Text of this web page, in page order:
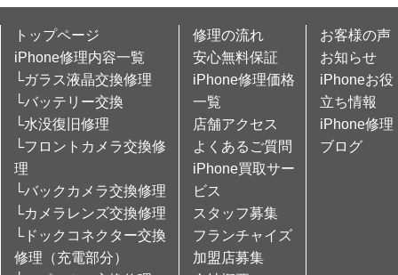
トップページ
iPhone修理内容一覧
└ガラス液晶交換修理
└バッテリー交換
└水没復旧修理
└フロントカメラ交換修
理
└バックカメラ交換修理
└カメラレンズ交換修理
└ドックコネクター交換
修理（充電部分）
修理の流れ
安心無料保証
iPhone修理価格
一覧
店舗アクセス
よくあるご質問
iPhone買取サー
ビス
スタッフ募集
フランチャイズ
加盟店募集
お客様の声
お知らせ
iPhoneお役
立ち情報
iPhone修理
ブログ